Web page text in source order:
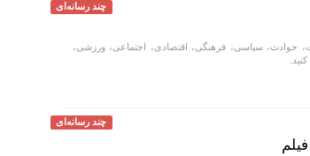
چند رسانه‌ای
حوادث، سیاسی، فرهنگی، اقتصادی، اجتماعی، ورزشی،
چند رسانه‌ای